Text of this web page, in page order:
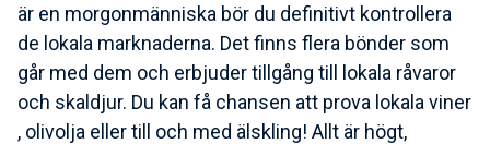
är en morgonmänniska bör du definitivt kontrollera
de lokala marknaderna. Det finns flera bönder som
går med dem och erbjuder tillgång till lokala råvaror
och skaldjur. Du kan få chansen att prova lokala viner
, olivolja eller till och med älskling! Allt är högt,